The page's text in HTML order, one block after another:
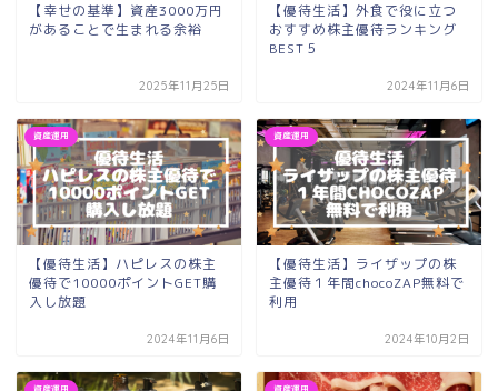
【幸せの基準】資産3000万円
があることで生まれる余裕
2025年11月25日
【優待生活】外食で役に立つ
おすすめ株主優待ランキング
BEST５
2024年11月6日
資産運用
【優待生活】ハピレスの株主
優待で10000ポイントGET購
入し放題
2024年11月6日
資産運用
【優待生活】ライザップの株
主優待１年間chocoZAP無料で
利用
2024年10月2日